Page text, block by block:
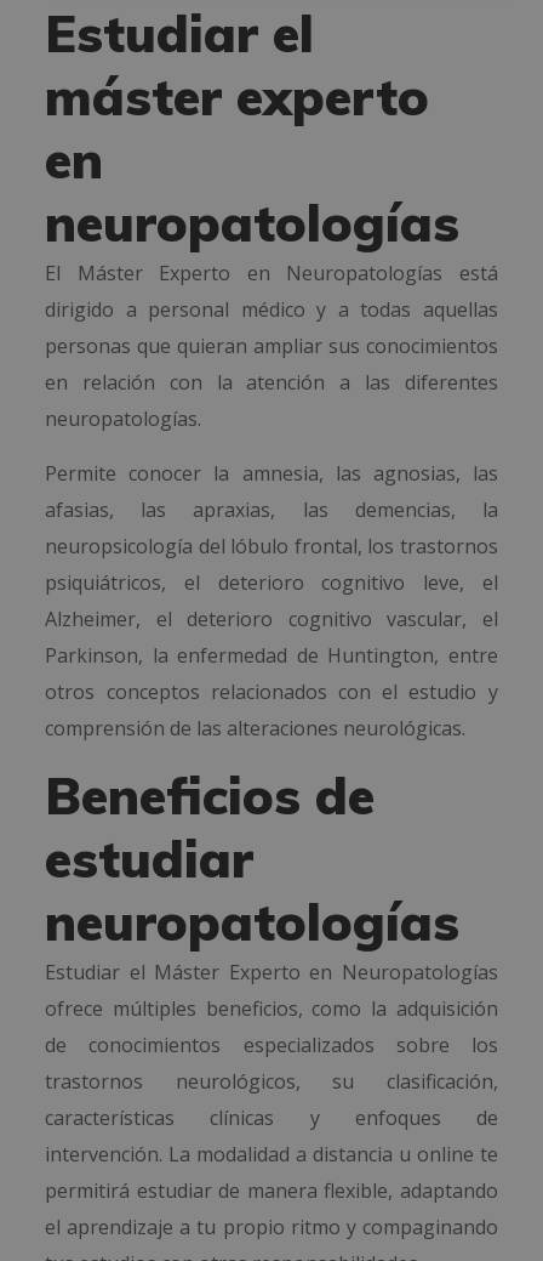
Estudiar el
máster experto
en
neuropatologías
El Máster Experto en Neuropatologías está
dirigido a personal médico y a todas aquellas
personas que quieran ampliar sus conocimientos
en relación con la atención a las diferentes
neuropatologías.
Permite conocer la amnesia, las agnosias, las
afasias, las apraxias, las demencias, la
neuropsicología del lóbulo frontal, los trastornos
psiquiátricos, el deterioro cognitivo leve, el
Alzheimer, el deterioro cognitivo vascular, el
Parkinson, la enfermedad de Huntington, entre
otros conceptos relacionados con el estudio y
comprensión de las alteraciones neurológicas.
Beneficios de
estudiar
neuropatologías
Estudiar el Máster Experto en Neuropatologías
ofrece múltiples beneficios, como la adquisición
de conocimientos especializados sobre los
trastornos neurológicos, su clasificación,
características clínicas y enfoques de
intervención. La modalidad a distancia u online te
permitirá estudiar de manera flexible, adaptando
el aprendizaje a tu propio ritmo y compaginando